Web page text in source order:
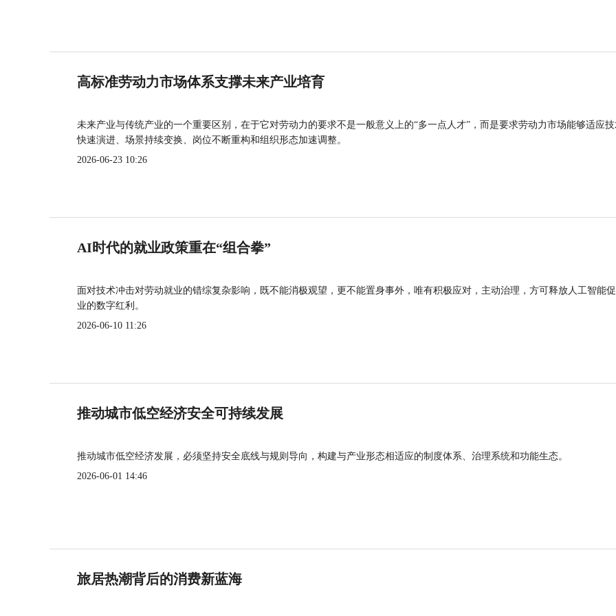
高标准劳动力市场体系支撑未来产业培育
未来产业与传统产业的一个重要区别，在于它对劳动力的要求不是一般意义上的“多一点人才”，而是要求劳动力市场能够适应
快速演进、场景持续变换、岗位不断重构和组织形态加速调整。
2026-06-23 10:26
AI时代的就业政策重在“组合拳”
面对技术冲击对劳动就业的错综复杂影响，既不能消极观望，更不能置身事外，唯有积极应对，主动治理，方可释放人工智能
业的数字红利。
2026-06-10 11:26
推动城市低空经济安全可持续发展
推动城市低空经济发展，必须坚持安全底线与规则导向，构建与产业形态相适应的制度体系、治理系统和功能生态。
2026-06-01 14:46
旅居热潮背后的消费新蓝海